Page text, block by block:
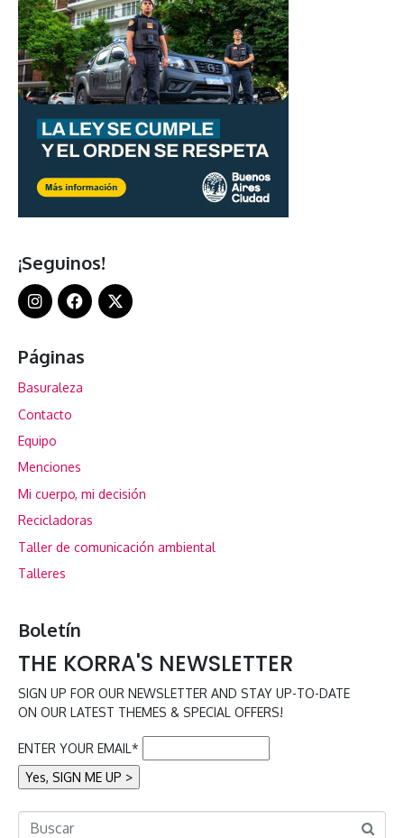
¡Seguinos!
Páginas
Basuraleza
Contacto
Equipo
Menciones
Mi cuerpo, mi decisión
Recicladoras
Taller de comunicación ambiental
Talleres
Boletín
THE KORRA'S NEWSLETTER
SIGN UP FOR OUR NEWSLETTER AND STAY UP-TO-DATE
ON OUR LATEST THEMES & SPECIAL OFFERS!
ENTER YOUR EMAIL*